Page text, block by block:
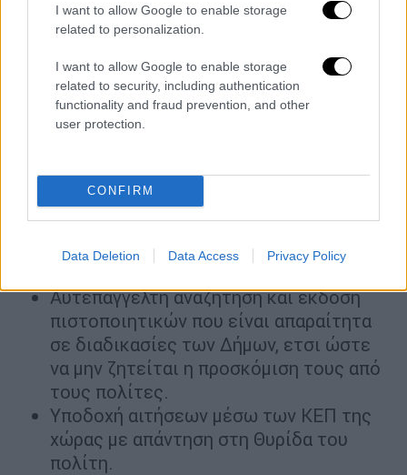
I want to allow Google to enable storage
related to personalization.
I want to allow Google to enable storage
related to security, including authentication
functionality and fraud prevention, and other
user protection.
CONFIRM
Data Deletion Data Access Privacy Policy
δημοτών από το gov.gr, με απάντηση στη
Θυρίδα του πολίτη.
Έκδοση πιστοποιητικών αρμοδιότητας
των Δήμων χωρίς την ανάγκη φυσικών ή
ηλεκτρονικών υπογραφών και
σφραγίδων του Δήμου. Τα
χαρακτηριστικά ασφαλείας του gov.gr,
είναι έγκυρα σε φυσική αλλά και σε
ψηφιακή μορφή και είναι υποχρεωτικά
αποδεκτά από τη Δημόσια Διοίκηση και
Αυτεπάγγελτη αναζήτηση και έκδοση
πιστοποιητικών που είναι απαραίτητα
σε διαδικασίες των Δήμων, ετσι ώστε
να μην ζητείται η προσκόμιση τους από
τους πολίτες.
Υποδοχή αιτήσεων μέσω των ΚΕΠ της
χώρας με απάντηση στη Θυρίδα του
πολίτη.